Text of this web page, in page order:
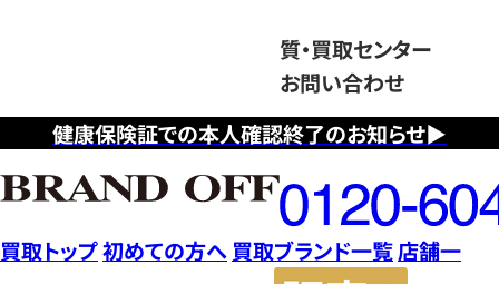
健康保険証での本人確認終了のお知らせ▶
質・買取センター
お問い合わせ
フ
リ
ー
ダ
イ
買取トップ初めての方へ 買取ブランド一覧店舗一